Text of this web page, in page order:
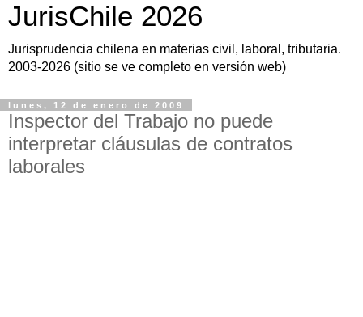
JurisChile 2026
Jurisprudencia chilena en materias civil, laboral, tributaria.
2003-2026 (sitio se ve completo en versión web)
lunes, 12 de enero de 2009
Inspector del Trabajo no puede
interpretar cláusulas de contratos
laborales